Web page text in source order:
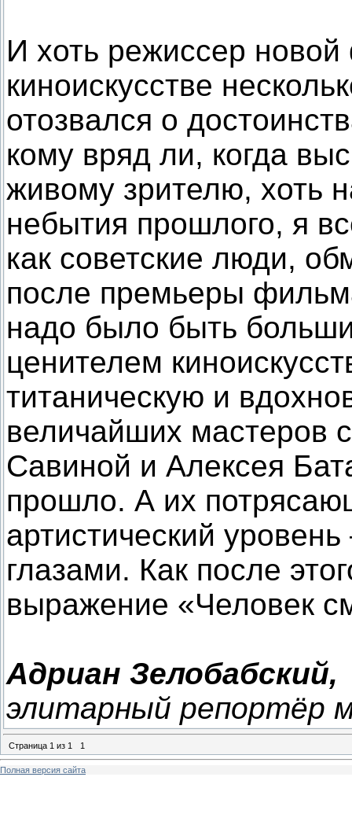
И хоть режиссер
киноискусстве
отозвался о
кому вряд ли, когда
живому зрителю, хоть
небытия прошлого, я
как советские люди,
после премьеры
надо было быть
ценителем
титаническую и
величайших мастеров
Савиной и Алексея
прошло. А их
артистический
глазами. Как после
выражение «Человек
Адриан Зелобабский,
элитарный репортёр
Страница 1 из 1 1
Полная версия сайта